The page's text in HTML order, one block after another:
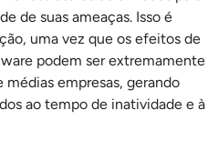
de suas ameaças. Isso é
uma vez que os efeitos de
podem ser extremamente
médias empresas, gerando
ao tempo de inatividade e à